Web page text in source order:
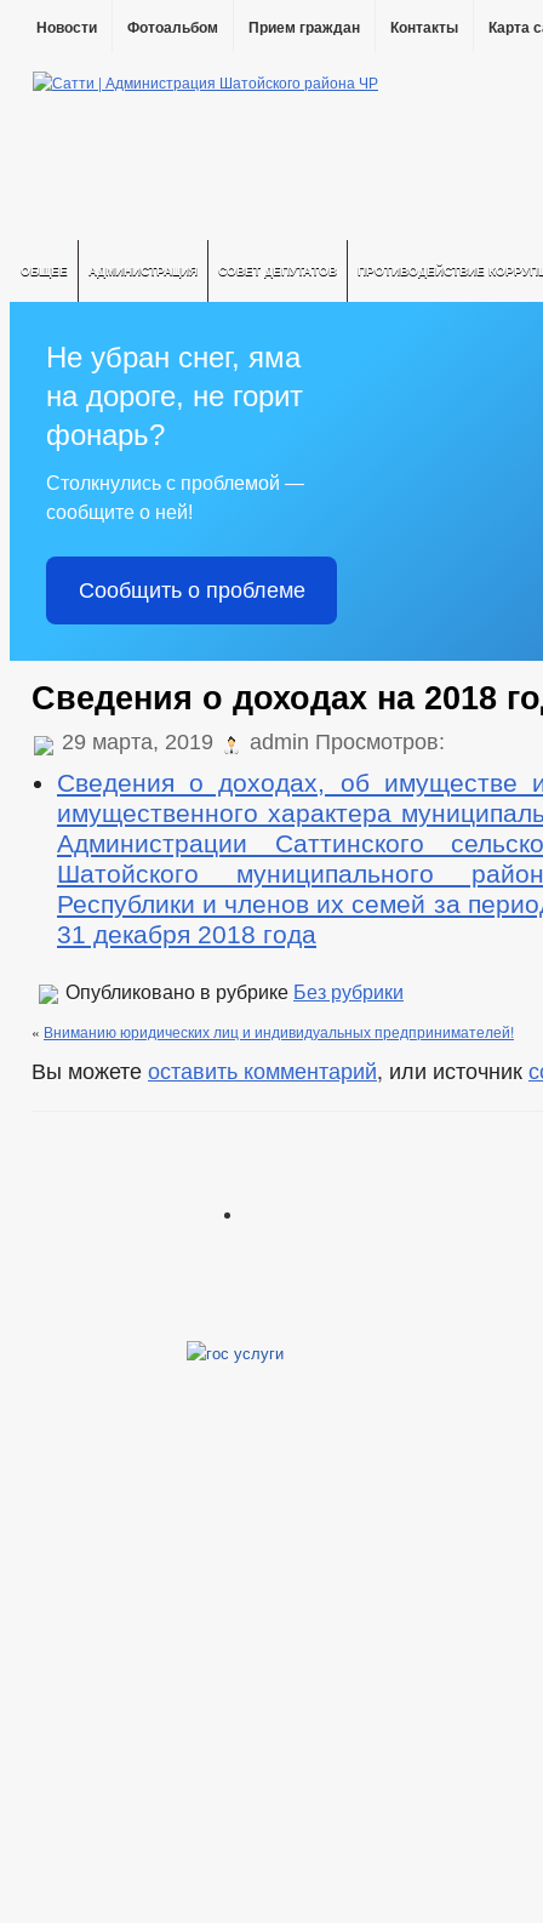
Новости Фотоальбом Прием граждан Контакты Карта
ОБЩЕЕ АДМИНИСТРАЦИЯ СОВЕТ ДЕПУТАТОВ ПРОТИВОДЕЙСТВИЕ
Не убран снег, яма
на дороге, не горит
фонарь?
Столкнулись с проблемой —
сообщите о ней!
Сообщить о проблеме
Сведения о доходах на 2018
29 марта, 2019 admin Просмотров:
Сведения о доходах, об имуществе и
имущественного характера
Администрации Саттинского
Шатойского муниципального
Республики и членов их семей за
31 декабря 2018 года
Опубликовано в рубрике Без рубрики
« Вниманию юридических лиц и индивидуальных предпринимателей!
Вы можете оставить комментарий, или источник